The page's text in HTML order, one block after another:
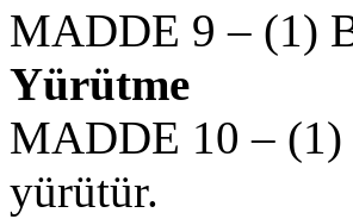
MADDE 9 – (1)
Yürütme
MADDE 10 – (1)
yürütür.